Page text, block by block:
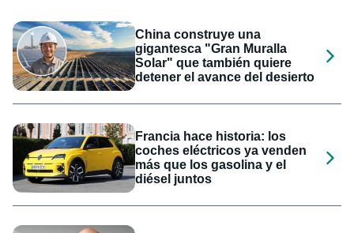
China construye una
gigantesca "Gran Muralla
Solar" que también quiere
detener el avance del desierto
Francia hace historia: los
coches eléctricos ya venden
más que los gasolina y el
diésel juntos